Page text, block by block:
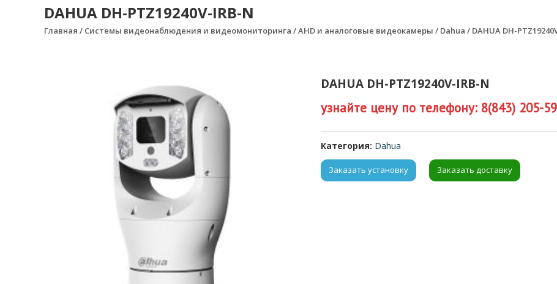
DAHUA DH-PTZ19240V-IRB-N
Главная / Системы видеонаблюдения и видеомониторинга /AHD и аналоговые видеокамеры / Dahua / DAHUA DH-
DAHUA DH-PTZ19240V-IRB-N
узнайте цену по телефону: 8(843) 205-
Категория: Dahua
Заказать установку Заказать доставку